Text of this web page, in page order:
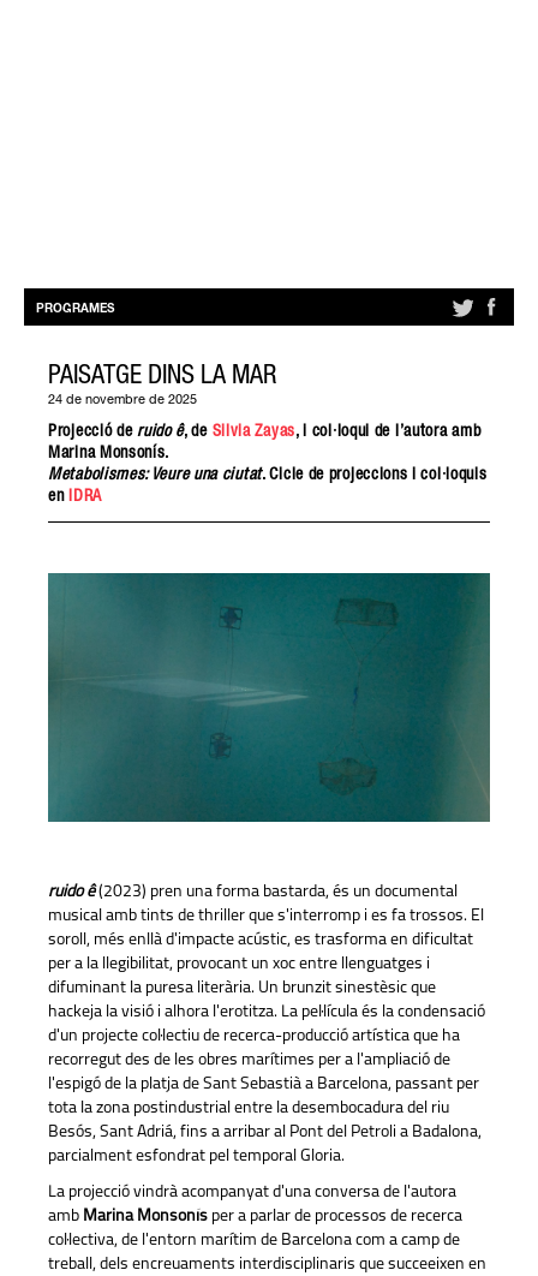
PROGRAMES
PAISATGE DINS LA MAR
24 de novembre de 2025
Projecció deruido ê, de Silvia Zayas, i col·loqui de l’autora amb
Marina Monsonís.
Metabolismes: Veure una ciutat. Cicle de projeccions i col·loquis
en
IDRA
ruido ê(2023) pren una forma bastarda, és un documental
musical amb tints de thriller que s'interromp i es fa trossos. El
soroll, més enllà d'impacte acústic, es trasforma en dificultat
per a la llegibilitat, provocant un xoc entre llenguatges i
difuminant la puresa literària. Un brunzit sinestèsic que
hackeja la visió i alhora l'erotitza. La pel·lícula és la condensació
d'un projecte col·lectiu de recerca-producció artística que ha
recorregut des de les obres marítimes per a l'ampliació de
l'espigó de la platja de Sant Sebastià a Barcelona, passant per
tota la zona postindustrial entre la desembocadura del riu
Besós, Sant Adriá, fins a arribar al Pont del Petroli a Badalona,
parcialment esfondrat pel temporal Gloria.
La projecció vindrà acompanyat d'una conversa de l'autora
amb Marina Monsonís per a parlar de processos de recerca
col·lectiva, de l'entorn marítim de Barcelona com a camp de
treball, dels encreuaments interdisciplinaris que succeeixen en